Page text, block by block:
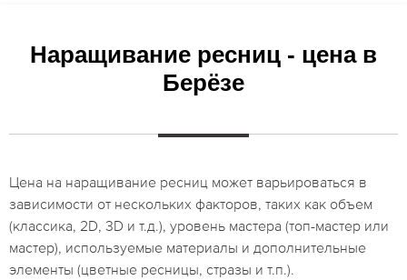
Наращивание ресниц - цена в
Берёзе
Цена на наращивание ресниц может варьироваться в
зависимости от нескольких факторов, таких как объем
(классика, 2D, 3D и т.д.), уровень мастера (топ-мастер или
мастер), используемые материалы и дополнительные
элементы (цветные ресницы, стразы и т.п.).